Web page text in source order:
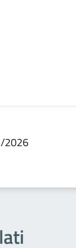
2026